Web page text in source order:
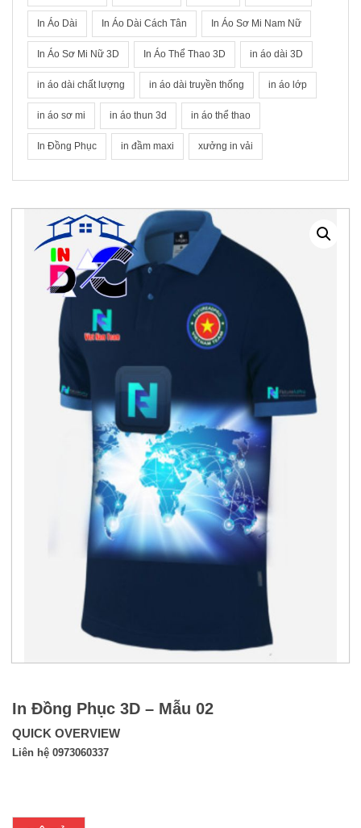
In Áo Dài In Áo Dài Cách Tân In Áo Sơ Mi Nam Nữ
In Áo Sơ Mi Nữ 3D In Áo Thể Thao 3D in áo dài 3D
in áo dài chất lượng in áo dài truyền thống in áo lớp
in áo sơ mi in áo thun 3d in áo thể thao
In Đồng Phục in đầm maxi xưởng in vải
In Đồng Phục 3D – Mẫu 02
QUICK OVERVIEW
Liên hệ 0973060337